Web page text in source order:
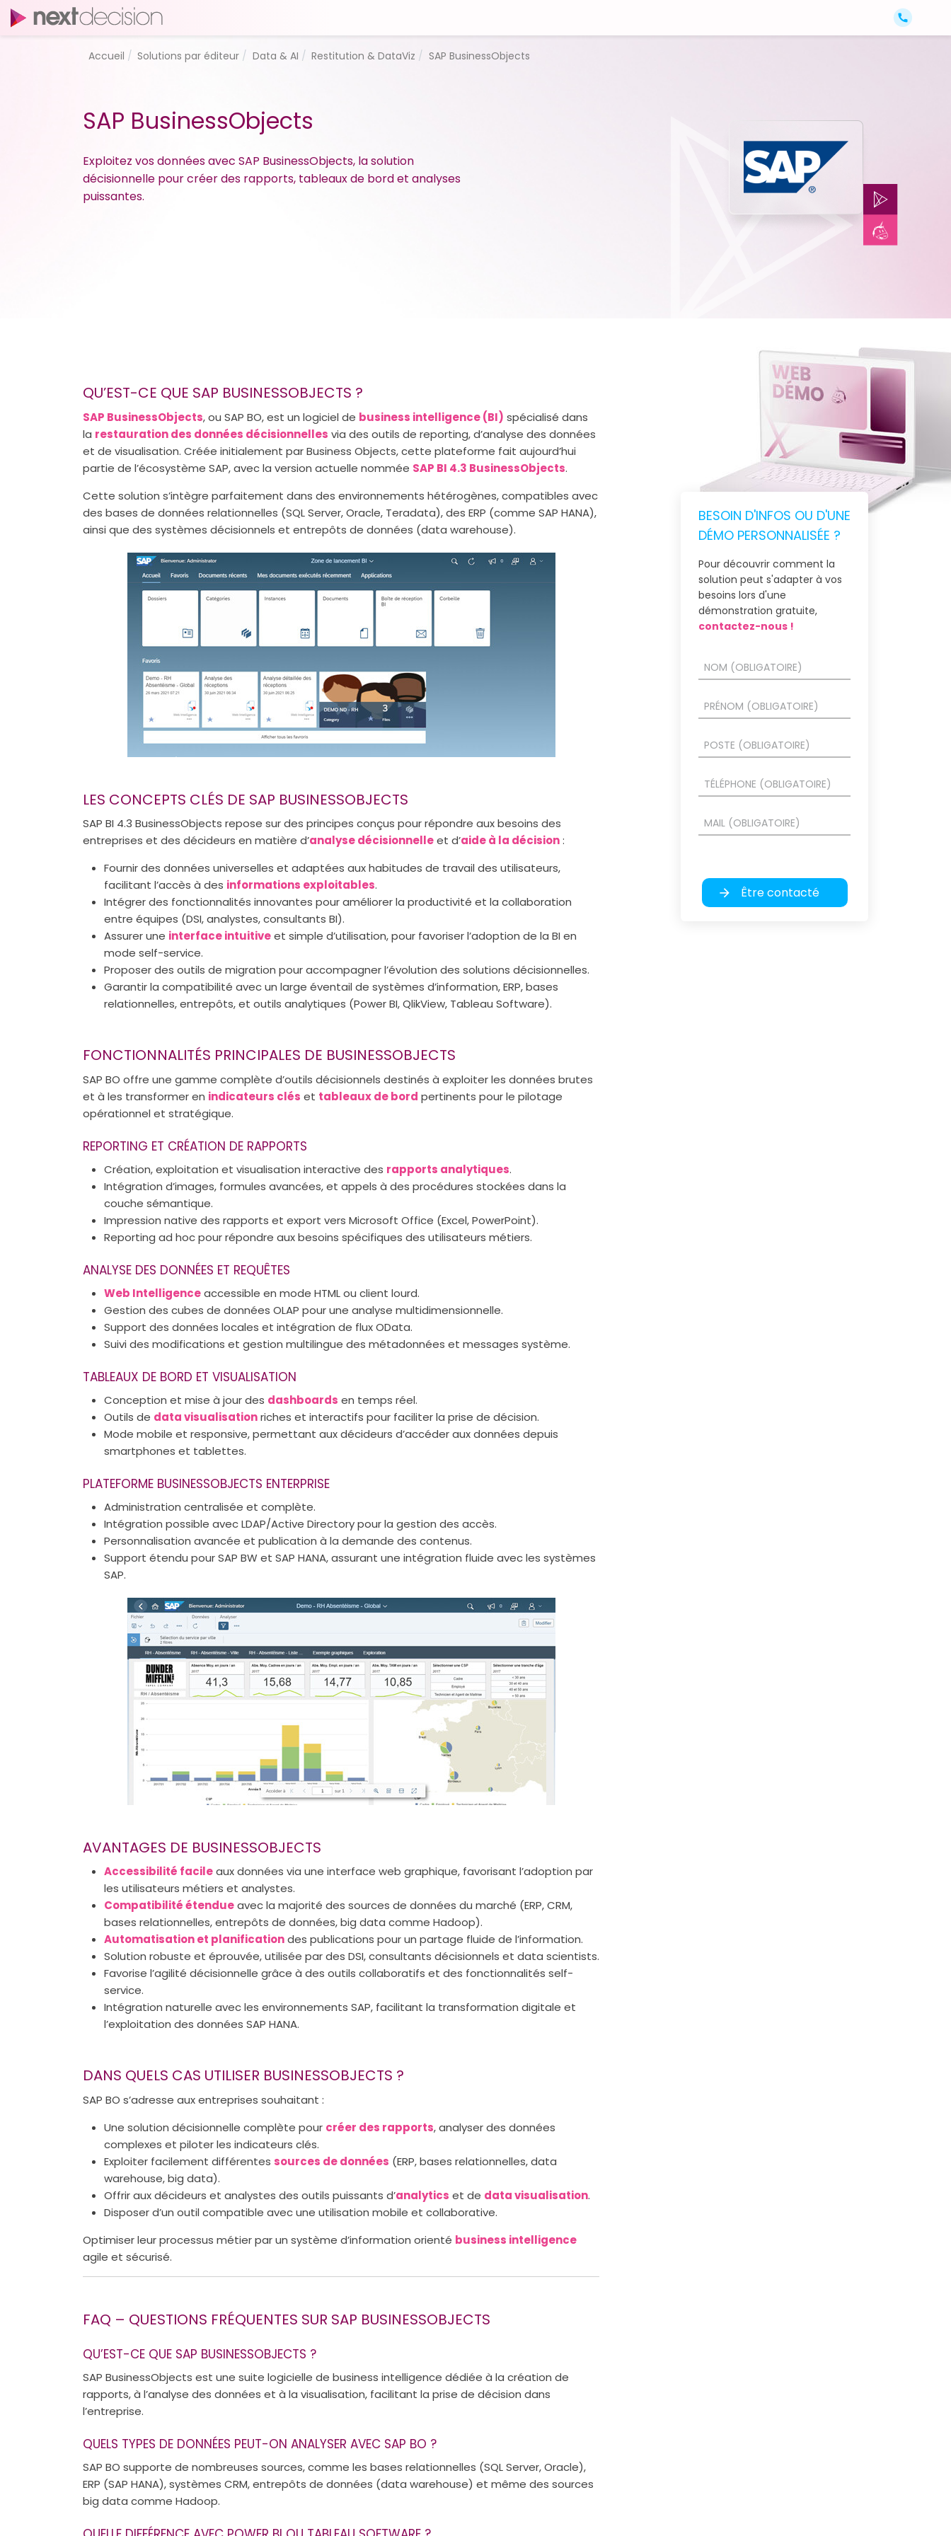
Accueil Solutions par éditeur Data & AI Restitution & DataViz SAP BusinessObjects
SAP BusinessObjects
Exploitez vos données avec SAP BusinessObjects, la solution
décisionnelle pour créer des rapports, tableaux de bord et analyses
puissantes.
QU’EST-CE QUE SAP BUSINESSOBJECTS ?
SAP BusinessObjects, ou SAP BO, est un logiciel de business intelligence (BI) spécialisé dans
la restauration des données décisionnelles via des outils de reporting, d’analyse des données
et de visualisation. Créée initialement par Business Objects, cette plateforme fait aujourd’hui
partie de l’écosystème SAP, avec la version actuelle nommée SAP BI 4.3 BusinessObjects.
Cette solution s’intègre parfaitement dans des environnements hétérogènes, compatibles avec
des bases de données relationnelles (SQL Server, Oracle, Teradata), des ERP (comme SAP HANA),
ainsi que des systèmes décisionnels et entrepôts de données (data warehouse).
LES CONCEPTS CLÉS DE SAP BUSINESSOBJECTS
SAP BI 4.3 BusinessObjects repose sur des principes conçus pour répondre aux besoins des
entreprises et des décideurs en matière d’analyse décisionnelleet d’aide à la décision:
Fournir des données universelles et adaptées aux habitudes de travail des utilisateurs,
facilitant l’accès à des informations exploitables.
Intégrer des fonctionnalités innovantes pour améliorer la productivité et la collaboration
entre équipes (DSI, analystes, consultants BI).
Assurer une interface intuitiveet simple d’utilisation, pour favoriser l’adoption de la BI en
mode self-service.
Proposer des outils de migration pour accompagner l’évolution des solutions décisionnelles.
Garantir la compatibilité avec un large éventail de systèmes d’information, ERP, bases
relationnelles, entrepôts, et outils analytiques (Power BI, QlikView, Tableau Software).
FONCTIONNALITÉS PRINCIPALES DE BUSINESSOBJECTS
SAP BO offre une gamme complète d’outils décisionnels destinés à exploiter les données brutes
et à les transformer en indicateurs clés et tableaux de bord pertinents pour le pilotage
opérationnel et stratégique.
REPORTING ET CRÉATION DE RAPPORTS
Création, exploitation et visualisation interactive des rapports analytiques.
Intégration d’images, formules avancées, et appels à des procédures stockées dans la
couche sémantique.
Impression native des rapports et export vers Microsoft Office (Excel, PowerPoint).
Reporting ad hoc pour répondre aux besoins spécifiques des utilisateurs métiers.
ANALYSE DES DONNÉES ET REQUÊTES
Web Intelligenceaccessible en mode HTML ou client lourd.
Gestion des cubes de données OLAP pour une analyse multidimensionnelle.
Support des données locales et intégration de flux OData.
Suivi des modifications et gestion multilingue des métadonnées et messages système.
TABLEAUX DE BORD ET VISUALISATION
Conception et mise à jour des dashboards en temps réel.
Outils de data visualisationriches et interactifs pour faciliter la prise de décision.
Mode mobile et responsive, permettant aux décideurs d’accéder aux données depuis
smartphones et tablettes.
PLATEFORME BUSINESSOBJECTS ENTERPRISE
Administration centralisée et complète.
Intégration possible avec LDAP/Active Directory pour la gestion des accès.
Personnalisation avancée et publication à la demande des contenus.
Support étendu pour SAP BW et SAP HANA, assurant une intégration fluide avec les systèmes
SAP.
AVANTAGES DE BUSINESSOBJECTS
Accessibilité facileaux données via une interface web graphique, favorisant l’adoption par
les utilisateurs métiers et analystes.
Compatibilité étendueavec la majorité des sources de données du marché (ERP, CRM,
bases relationnelles, entrepôts de données, big data comme Hadoop).
Automatisation et planificationdes publications pour un partage fluide de l’information.
Solution robuste et éprouvée, utilisée par des DSI, consultants décisionnels et data scientists.
Favorise l’agilité décisionnelle grâce à des outils collaboratifs et des fonctionnalités self-
service.
Intégration naturelle avec les environnements SAP, facilitant la transformation digitale et
l’exploitation des données SAP HANA.
DANS QUELS CAS UTILISER BUSINESSOBJECTS ?
SAP BO s’adresse aux entreprises souhaitant :
Une solution décisionnelle complète pour créer des rapports, analyser des données
complexes et piloter les indicateurs clés.
Exploiter facilement différentes sources de données (ERP, bases relationnelles, data
warehouse, big data).
Offrir aux décideurs et analystes des outils puissants d’analytics et de data visualisation.
Disposer d’un outil compatible avec une utilisation mobile et collaborative.
Optimiser leur processus métier par un système d’information orienté business intelligence
agile et sécurisé.
FAQ – QUESTIONS FRÉQUENTES SUR SAP BUSINESSOBJECTS
QU’EST-CE QUE SAP BUSINESSOBJECTS ?
SAP BusinessObjects est une suite logicielle de business intelligence dédiée à la création de
rapports, à l’analyse des données et à la visualisation, facilitant la prise de décision dans
l’entreprise.
QUELS TYPES DE DONNÉES PEUT-ON ANALYSER AVEC SAP BO ?
SAP BO supporte de nombreuses sources, comme les bases relationnelles (SQL Server, Oracle),
ERP (SAP HANA), systèmes CRM, entrepôts de données (data warehouse) et même des sources
big data comme Hadoop.
BESOIN D'INFOS OU D'UNE
DÉMO PERSONNALISÉE ?
Pour découvrir comment la
solution peut s'adapter à vos
besoins lors d'une
démonstration gratuite,
contactez-nous !
Être contacté